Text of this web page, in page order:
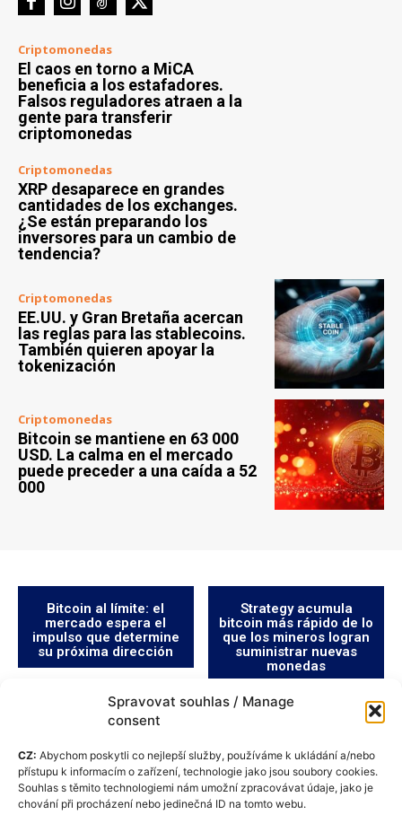
Spravovat souhlas / Manage
consent
CZ: Abychom poskytli co nejlepší služby, používáme k ukládání a/nebo
přístupu k informacím o zařízení, technologie jako jsou soubory cookies.
Souhlas s těmito technologiemi nám umožní zpracovávat údaje, jako je
chování při procházení nebo jedinečná ID na tomto webu.
Criptomonedas
El caos en torno a MiCA
beneficia a los estafadores.
Falsos reguladores atraen a la
gente para transferir
criptomonedas
Criptomonedas
XRP desaparece en grandes
cantidades de los exchanges.
¿Se están preparando los
inversores para un cambio de
tendencia?
Criptomonedas
EE.UU. y Gran Bretaña acercan
las reglas para las stablecoins.
También quieren apoyar la
tokenización
Criptomonedas
Bitcoin se mantiene en 63 000
USD. La calma en el mercado
puede preceder a una caída a 52
000
Bitcoin al límite: el
mercado espera el
impulso que determine
su próxima dirección
Strategy acumula
bitcoin más rápido de lo
que los mineros logran
suministrar nuevas
monedas